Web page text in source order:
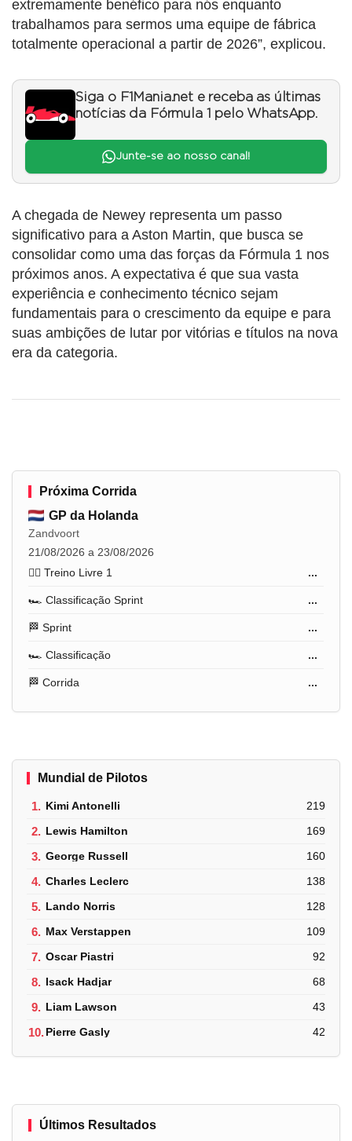
extremamente benéfico para nós enquanto
trabalhamos para sermos uma equipe de fábrica
totalmente operacional a partir de 2026”, explicou.
Siga o F1Mania.net e receba as últimas
notícias da Fórmula 1 pelo WhatsApp.
Junte-se ao nosso canal!
A chegada de Newey representa um passo
significativo para a Aston Martin, que busca se
consolidar como uma das forças da Fórmula 1 nos
próximos anos. A expectativa é que sua vasta
experiência e conhecimento técnico sejam
fundamentais para o crescimento da equipe e para
suas ambições de lutar por vitórias e títulos na nova
era da categoria.
Próxima Corrida
GP da Holanda
Zandvoort
21/08/2026 a 23/08/2026
🏋️‍♂️ Treino Livre 1
...
🏎️ Classificação Sprint ...
🏁 Sprint ...
🏎️ Classificação ...
🏁 Corrida ...
Mundial de Pilotos
1. Kimi Antonelli 219
2. Lewis Hamilton 169
3. George Russell 160
4. Charles Leclerc 138
5. Lando Norris 128
6. Max Verstappen 109
7. Oscar Piastri 92
8. Isack Hadjar 68
9. Liam Lawson 43
10.Pierre Gasly 42
Últimos Resultados